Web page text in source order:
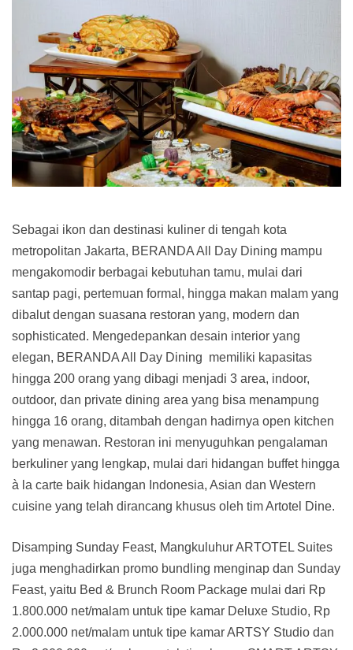
Sebagai ikon dan destinasi kuliner di tengah kota
metropolitan Jakarta, BERANDA All Day Dining mampu
mengakomodir berbagai kebutuhan tamu, mulai dari
santap pagi, pertemuan formal, hingga makan malam yang
dibalut dengan suasana restoran yang, modern dan
sophisticated. Mengedepankan desain interior yang
elegan, BERANDA All Day Dining memiliki kapasitas
hingga 200 orang yang dibagi menjadi 3 area, indoor,
outdoor, dan private dining area yang bisa menampung
hingga 16 orang, ditambah dengan hadirnya open kitchen
yang menawan. Restoran ini menyuguhkan pengalaman
berkuliner yang lengkap, mulai dari hidangan buffet hingga
à la carte baik hidangan Indonesia, Asian dan Western
cuisine yang telah dirancang khusus oleh tim Artotel Dine.
Disamping Sunday Feast, Mangkuluhur ARTOTEL Suites
juga menghadirkan promo bundling menginap dan Sunday
Feast, yaitu Bed & Brunch Room Package mulai dari Rp
1.800.000 net/malam untuk tipe kamar Deluxe Studio, Rp
2.000.000 net/malam untuk tipe kamar ARTSY Studio dan